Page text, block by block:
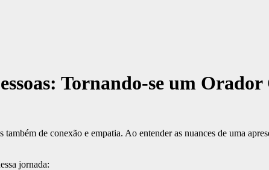
Tornando-se um
de conexão e empatia. Ao entender as nuances de uma
jornada: